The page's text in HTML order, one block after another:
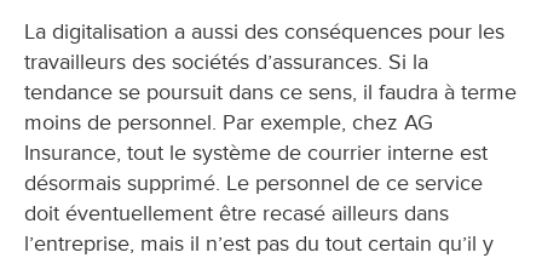
La digitalisation a aussi des conséquences pour les
travailleurs des sociétés d’assurances. Si la
tendance se poursuit dans ce sens, il faudra à terme
moins de personnel. Par exemple, chez AG
Insurance, tout le système de courrier interne est
désormais supprimé. Le personnel de ce service
doit éventuellement être recasé ailleurs dans
l’entreprise, mais il n’est pas du tout certain qu’il y